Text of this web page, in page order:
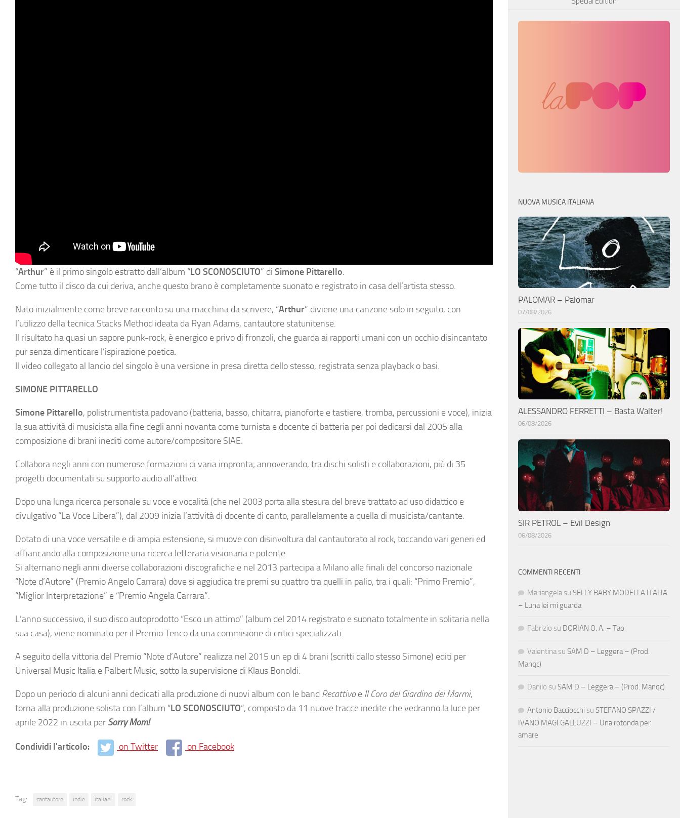
“Arthur” è il primo singolo estratto dall’album “LO SCONOSCIUTO” di Simone Pittarello.
Come tutto il disco da cui deriva, anche questo brano è completamente suonato e registrato in casa dell’artista stesso.
Nato inizialmente come breve racconto su una macchina da scrivere, “Arthur” diviene una canzone solo in seguito, con
l’utilizzo della tecnica Stacks Method ideata da Ryan Adams, cantautore statunitense.
Il risultato ha quasi un sapore punk-rock, è energico e privo di fronzoli, che guarda ai rapporti umani con un occhio disincantato
pur senza dimenticare l’ispirazione poetica.
Il video collegato al lancio del singolo è una versione in presa diretta dello stesso, registrata senza playback o basi.
SIMONE PITTARELLO
Simone Pittarello, polistrumentista padovano (batteria, basso, chitarra, pianoforte e tastiere, tromba, percussioni e voce), inizia
la sua attività di musicista alla fine degli anni novanta come turnista e docente di batteria per poi dedicarsi dal 2005 alla
composizione di brani inediti come autore/compositore SIAE.
Collabora negli anni con numerose formazioni di varia impronta; annoverando, tra dischi solisti e collaborazioni, più di 35
progetti documentati su supporto audio all’attivo.
Dopo una lunga ricerca personale su voce e vocalità (che nel 2003 porta alla stesura del breve trattato ad uso didattico e
divulgativo “La Voce Libera”), dal 2009 inizia l’attività di docente di canto, parallelamente a quella di musicista/cantante.
Dotato di una voce versatile e di ampia estensione, si muove con disinvoltura dal cantautorato al rock, toccando vari generi ed
affiancando alla composizione una ricerca letteraria visionaria e potente.
Si alternano negli anni diverse collaborazioni discografiche e nel 2013 partecipa a Milano alle finali del concorso nazionale
“Note d’Autore” (Premio Angelo Carrara) dove si aggiudica tre premi su quattro tra quelli in palio, tra i quali: “Primo Premio”,
“Miglior Interpretazione” e “Premio Angela Carrara”.
L’anno successivo, il suo disco autoprodotto “Esco un attimo” (album del 2014 registrato e suonato totalmente in solitaria nella
sua casa), viene nominato per il Premio Tenco da una commisione di critici specializzati.
A seguito della vittoria del Premio “Note d’Autore” realizza nel 2015 un ep di 4 brani (scritti dallo stesso Simone) editi per
Universal Music Italia e Palbert Music, sotto la supervisione di Klaus Bonoldi.
Dopo un periodo di alcuni anni dedicati alla produzione di nuovi album con le band Recattivoe Il Coro del Giardino dei Marmi,
torna alla produzione solista con l’album “LO SCONOSCIUTO“, composto da 11 nuove tracce inedite che vedranno la luce per
aprile 2022 in uscita per Sorry Mom!
Condividi l'articolo: on Twitter on Facebook
Tag: cantautore indie italiani rock
NUOVA MUSICA ITALIANA
PALOMAR – Palomar
07/08/2026
ALESSANDRO FERRETTI – Basta Walter!
06/08/2026
SIR PETROL – Evil Design
06/08/2026
COMMENTI RECENTI
Mariangela su SELLY BABY MODELLA ITALIA
– Luna lei mi guarda
Fabrizio su DORIAN O. A. – Tao
Valentina su SAM D – Leggera – (Prod.
Manqc)
Danilo su SAM D – Leggera – (Prod. Manqc)
Antonio Bacciocchi su STEFANO SPAZZI /
IVANO MAGI GALLUZZI – Una rotonda per
amare